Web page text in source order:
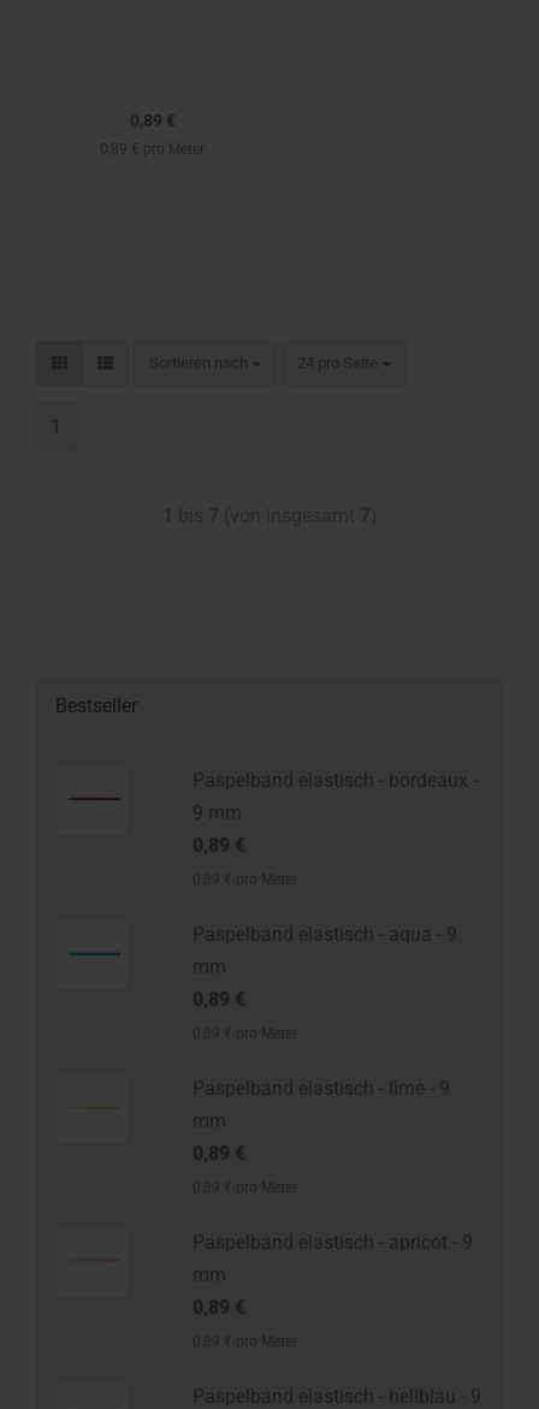
0,89 €
0,89 € pro Meter
Sortieren nach 24 pro Seite
1
Bestseller
Paspelband elastisch - bordeaux -
9 mm
0,89 €
Paspelband elastisch - aqua - 9
mm
0,89 €
Paspelband elastisch - lime - 9
mm
0,89 €
Paspelband elastisch - apricot - 9
mm
0,89 €
Paspelband elastisch - hellblau - 9